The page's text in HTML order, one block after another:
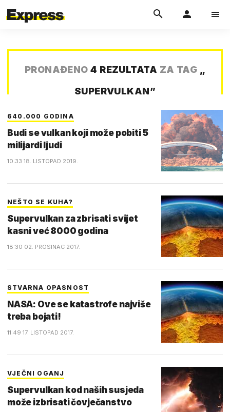
PRONAĐENO 4 REZULTATA ZA TAG „
SUPERVULKAN”
640.000 GODINA
Budi se vulkan koji može pobiti 5
milijardi ljudi
10:33 18. LISTOPAD 2019.
NEŠTO SE KUHA?
Supervulkan za zbrisati svijet
kasni već 8000 godina
18:30 02. PROSINAC 2017.
STVARNA OPASNOST
NASA: Ove se katastrofe najviše
treba bojati!
11:49 17. LISTOPAD 2017.
VJEČNI OGANJ
Supervulkan kod naših susjeda
može izbrisati čovječanstvo